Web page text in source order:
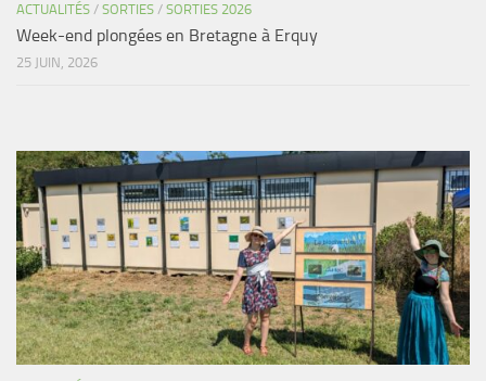
ACTUALITÉS / SORTIES / SORTIES 2026
Week-end plongées en Bretagne à Erquy
25 JUIN, 2026